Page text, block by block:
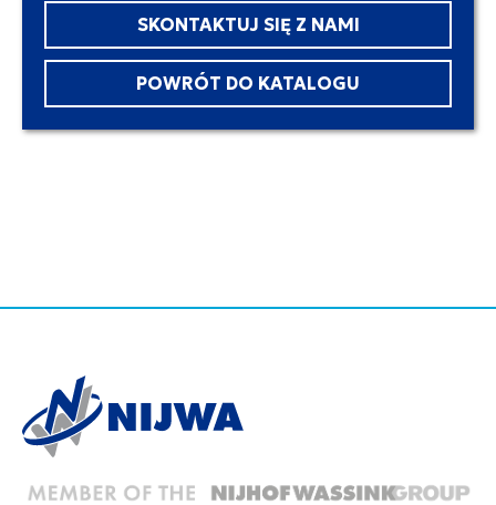
SKONTAKTUJ SIĘ Z NAMI
POWRÓT DO KATALOGU